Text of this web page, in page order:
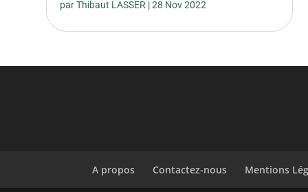
parThibaut LASSER |28 Nov 2022
A propos Contactez-nous Mentions